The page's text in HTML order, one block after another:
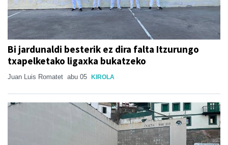
Bi jardunaldi besterik ez dira falta Itzurungo
txapelketako ligaxka bukatzeko
Juan Luis Romatet abu 05 KIROLA